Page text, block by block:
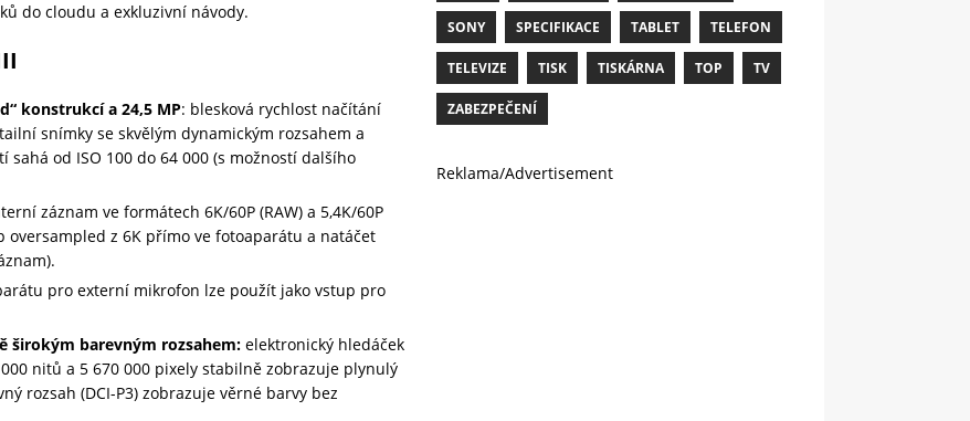
do cloudu a exkluzivní návody.
konstrukcí a 24,5 MP: blesková rychlost načítání
snímky se skvělým dynamickým rozsahem a
od ISO 100 do 64 000 (s možností dalšího
záznam ve formátech 6K/60P (RAW) a 5,4K/60P
oversampled z 6K přímo ve fotoaparátu a natáčet
pro externí mikrofon lze použít jako vstup pro
širokým barevným rozsahem: elektronický hledáček
nitů a 5 670 000 pixely stabilně zobrazuje plynulý
rozsah (DCI-P3) zobrazuje věrné barvy bez
SONY SPECIFIKACE TABLET TELEFON
TELEVIZE TISK TISKÁRNA TOP TV
ZABEZPEČENÍ
Reklama/Advertisement